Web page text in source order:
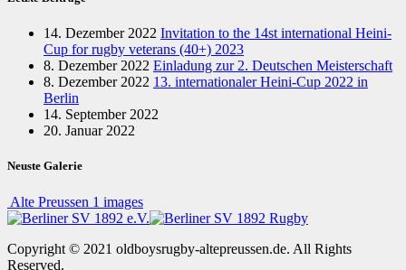
14. Dezember 2022 Invitation to the 14st international Heini-
Cup for rugby veterans (40+) 2023
8. Dezember 2022 Einladung zur 2. Deutschen Meisterschaft
8. Dezember 2022 13. internationaler Heini-Cup 2022 in
Berlin
14. September 2022
20. Januar 2022
Neuste Galerie
Alte Preussen 1 images
Copyright © 2021 oldboysrugby-altepreussen.de. All Rights
Reserved.